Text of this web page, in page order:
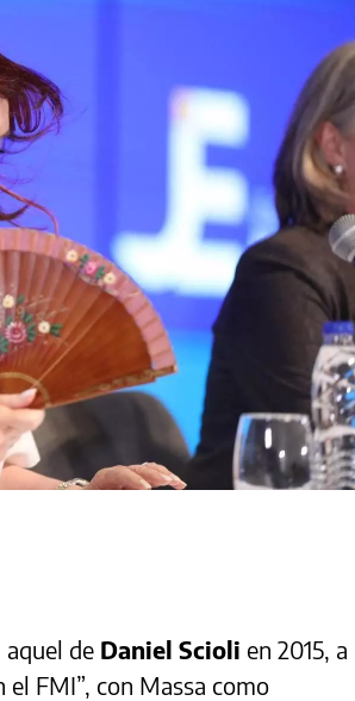
aquel de Daniel Scioli en 2015, a
FMI”, con Massa como